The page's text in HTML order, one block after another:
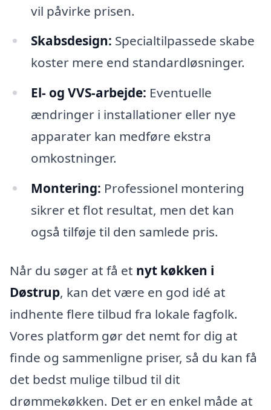
vil påvirke prisen.
Skabsdesign: Specialtilpassede skabe
koster mere end standardløsninger.
El- og VVS-arbejde: Eventuelle
ændringer i installationer eller nye
apparater kan medføre ekstra
omkostninger.
Montering: Professionel montering
sikrer et flot resultat, men det kan
også tilføje til den samlede pris.
Når du søger at få et nyt køkken i
Døstrup, kan det være en god idé at
indhente flere tilbud fra lokale fagfolk.
Vores platform gør det nemt for dig at
finde og sammenligne priser, så du kan få
det bedst mulige tilbud til dit
drømmekøkken. Det er en enkel måde at